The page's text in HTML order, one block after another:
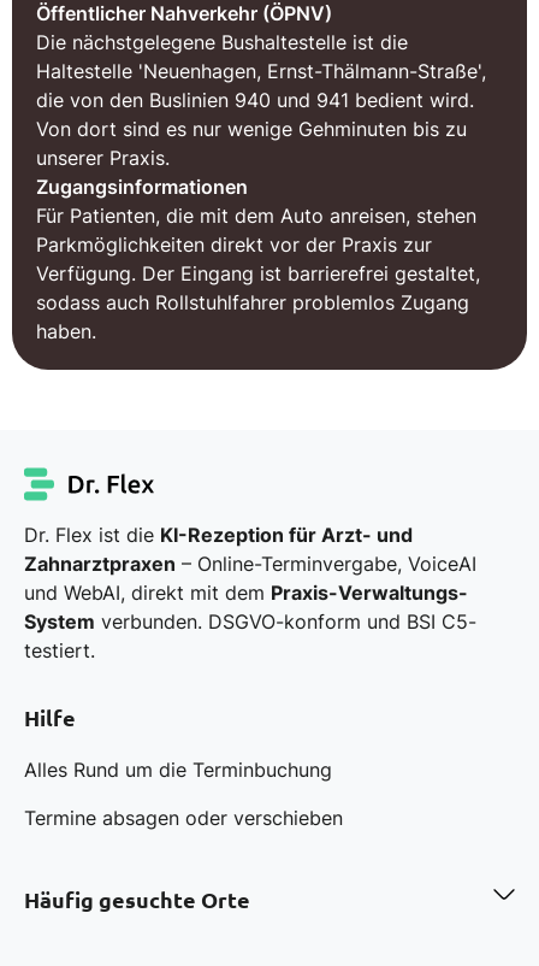
Öffentlicher Nahverkehr (ÖPNV)
Die nächstgelegene Bushaltestelle ist die
Haltestelle 'Neuenhagen, Ernst-Thälmann-Straße',
die von den Buslinien 940 und 941 bedient wird.
Von dort sind es nur wenige Gehminuten bis zu
unserer Praxis.
Zugangsinformationen
Für Patienten, die mit dem Auto anreisen, stehen
Parkmöglichkeiten direkt vor der Praxis zur
Verfügung. Der Eingang ist barrierefrei gestaltet,
sodass auch Rollstuhlfahrer problemlos Zugang
haben.
Dr. Flex ist die KI-Rezeption für Arzt- und
Zahnarztpraxen – Online-Terminvergabe, VoiceAI
und WebAI, direkt mit dem Praxis-Verwaltungs-
System verbunden. DSGVO-konform und BSI C5-
testiert.
Hilfe
Alles Rund um die Terminbuchung
Termine absagen oder verschieben
Häufig gesuchte Orte